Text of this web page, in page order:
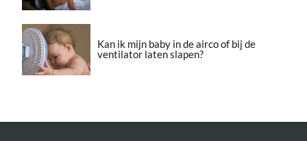
Kan ik mijn baby in de airco of bij de
ventilator laten slapen?